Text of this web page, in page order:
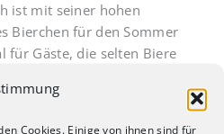
Cookies. Einige von ihnen sind für
ist mit seiner hohen
Bierchen für den Sommer
für Gäste, die selten Biere
dafür, dass es auch sehr